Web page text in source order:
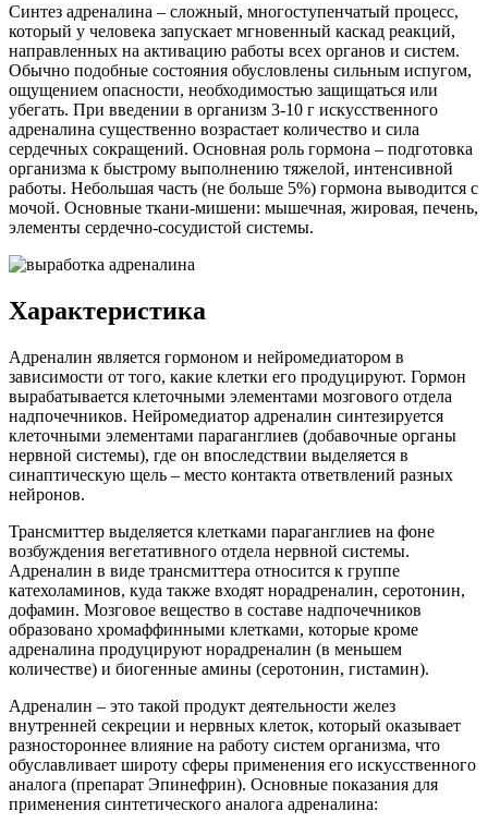
Синтез адреналина – сложный, многоступенчатый процесс,
который у человека запускает мгновенный каскад реакций,
направленных на активацию работы всех органов и систем.
Обычно подобные состояния обусловлены сильным испугом,
ощущением опасности, необходимостью защищаться или
убегать. При введении в организм 3-10 г искусственного
адреналина существенно возрастает количество и сила
сердечных сокращений. Основная роль гормона – подготовка
организма к быстрому выполнению тяжелой, интенсивной
работы. Небольшая часть (не больше 5%) гормона выводится с
мочой. Основные ткани-мишени: мышечная, жировая, печень,
элементы сердечно-сосудистой системы.
Характеристика
Адреналин является гормоном и нейромедиатором в
зависимости от того, какие клетки его продуцируют. Гормон
вырабатывается клеточными элементами мозгового отдела
надпочечников. Нейромедиатор адреналин синтезируется
клеточными элементами параганглиев (добавочные органы
нервной системы), где он впоследствии выделяется в
синаптическую щель – место контакта ответвлений разных
нейронов.
Трансмиттер выделяется клетками параганглиев на фоне
возбуждения вегетативного отдела нервной системы.
Адреналин в виде трансмиттера относится к группе
катехоламинов, куда также входят норадреналин, серотонин,
дофамин. Мозговое вещество в составе надпочечников
образовано хромаффинными клетками, которые кроме
адреналина продуцируют норадреналин (в меньшем
количестве) и биогенные амины (серотонин, гистамин).
Адреналин – это такой продукт деятельности желез
внутренней секреции и нервных клеток, который оказывает
разностороннее влияние на работу систем организма, что
обуславливает широту сферы применения его искусственного
аналога (препарат Эпинефрин). Основные показания для
применения синтетического аналога адреналина: